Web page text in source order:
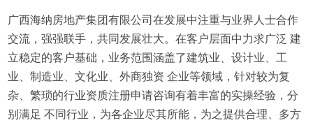
广西海纳房地产集团有限公司在发展中注重与业界人士合作
交流，强强联手，共同发展壮大。在客户层面中力求广泛 建
立稳定的客户基础，业务范围涵盖了建筑业、设计业、工
业、制造业、文化业、外商独资 企业等领域，针对较为复
杂、繁琐的行业资质注册申请咨询有着丰富的实操经验，分
别满足 不同行业，为各企业尽其所能，为之提供合理、多方